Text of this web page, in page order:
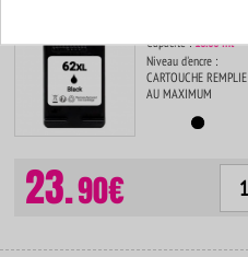
Capacité :18.00 ml
Niveau d'encre :
CARTOUCHE REMPLIE
AU MAXIMUM
23.90€